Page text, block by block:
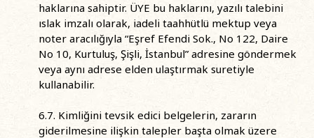
haklarına sahiptir. ÜYE bu haklarını, yazılı talebini
ıslak imzalı olarak, iadeli taahhütlü mektup veya
noter aracılığıyla “Eşref Efendi Sok., No 122, Daire
No 10, Kurtuluş, Şişli, İstanbul” adresine göndermek
veya aynı adrese elden ulaştırmak suretiyle
kullanabilir.
6.7. Kimliğini tevsik edici belgelerin, zararın
giderilmesine ilişkin talepler başta olmak üzere